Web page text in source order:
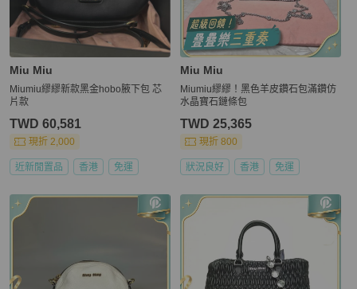
Miu Miu
Miumiu繆繆新款黑金hobo腋下包 芯
片款
TWD 60,581
現折 2,000
近新閒置品 香港 免運
Miu Miu
Miumiu繆繆！黑色羊皮鑽石包滿鑽仿
水晶寶石鏈條包
TWD 25,365
現折 800
狀況良好 香港 免運